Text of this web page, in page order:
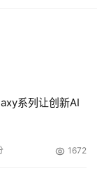
商中的四家选
Dell和SUN，
系列让创新AI
1672